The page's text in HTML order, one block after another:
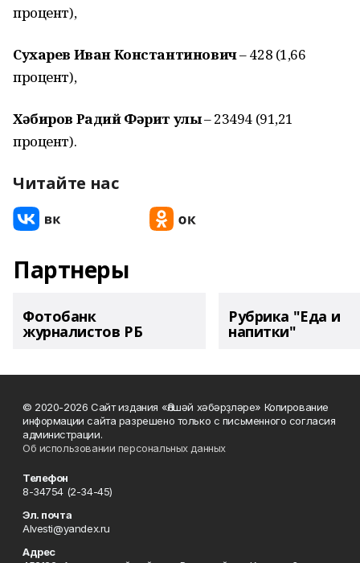
процент),
Сухарев Иван Константинович– 428 (1,66
процент),
Хәбиров Радий Фәрит улы– 23494 (91,21
процент).
Читайте нас
Партнеры
Фотобанк
журналистов РБ
Рубрика "Еда и
напитки"
© 2020-2026 Сайт издания «Әлшәй хәбәрҙләре» Копирование
информации сайта разрешено только с письменного согласия
администрации.
Об использовании персональных данных
Телефон
8-34754 (2-34-45)
Эл. почта
Alvesti@yandex.ru
Адрес